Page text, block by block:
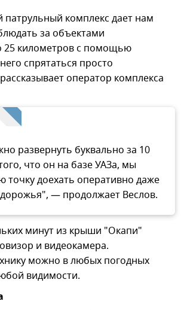
комплекс дает нам
за объектами
25 километров с помощью
спрятаться просто
оператор комплекса
развернуть буквально за 10
что он на базе УАЗа, мы
доехать оперативно даже
— продолжает Веслов.
минут из крыши "Окапи"
и видеокамера.
можно в любых погодных
видимости.